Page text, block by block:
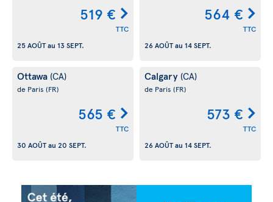
519 €
TTC
25 AOÛTau 13 SEPT.
564 €
TTC
26 AOÛTau 14 SEPT.
Ottawa (CA)
de Paris (FR)
565 €
TTC
30 AOÛTau 20 SEPT.
Calgary (CA)
de Paris (FR)
573 €
TTC
26 AOÛTau 14 SEPT.